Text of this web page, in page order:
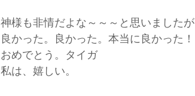
神様も非情だよな～～～と思いましたが
良かった。良かった。本当に良かった！
おめでとう。タイガ
私は、嬉しい。